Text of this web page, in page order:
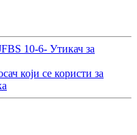
10-6- Утикач за
који се користи за